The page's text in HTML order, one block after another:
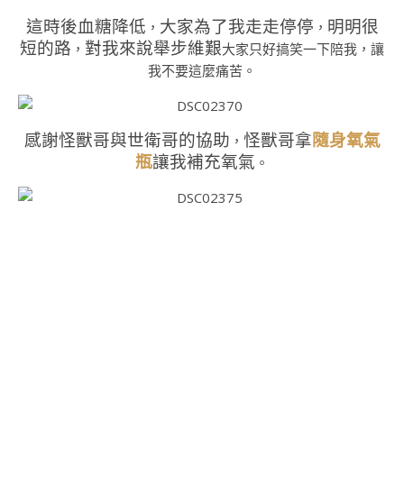
這時後血糖降低 ， 大家為了我走走停停 ， 明明很
短的路 ， 對我來說舉步維艱大家只好搞笑一下陪我，讓
我不要這麼痛苦。
感謝怪獸哥與世衛哥的協助 ， 怪獸哥拿隨身氧氣
瓶讓我補充氧氣 。